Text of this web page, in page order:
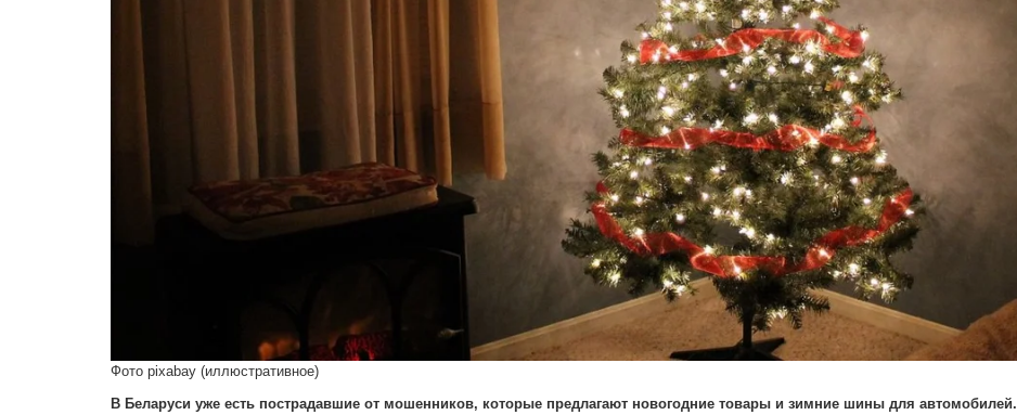
Фото pixabay (иллюстративное)
В Беларуси уже есть пострадавшие от мошенников, которые предлагают новогодние товары и зимние шины для автомобилей.